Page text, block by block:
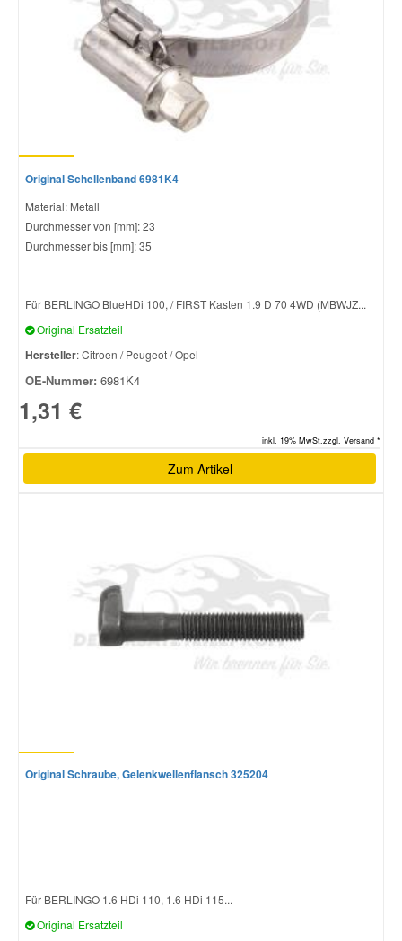
Original Schellenband 6981K4
Material: Metall
Durchmesser von [mm]: 23
Durchmesser bis [mm]: 35
Für BERLINGO BlueHDi 100, / FIRST Kasten 1.9 D 70 4WD (MBWJZ...
Original Ersatzteil
Hersteller: Citroen / Peugeot / Opel
OE-Nummer: 6981K4
1,31 €
inkl. 19% MwSt.zzgl. Versand *
Zum Artikel
Original Schraube, Gelenkwellenflansch 325204
Für BERLINGO 1.6 HDi 110, 1.6 HDi 115...
Original Ersatzteil